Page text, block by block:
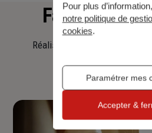
Faitesune
Réalisez une simulation
Pour plus d’information,
notre politique de
cookies.
Paramétrer mes
Accepter &